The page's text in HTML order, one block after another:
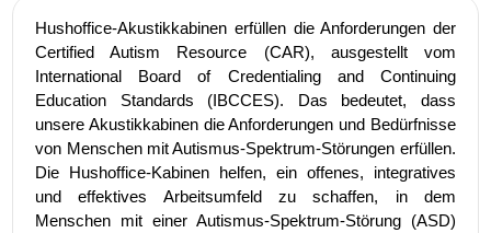
Hushoffice-Akustikkabinen erfüllen die Anforderungen der
Certified Autism Resource (CAR), ausgestellt vom
International Board of Credentialing and Continuing
Education Standards (IBCCES). Das bedeutet, dass
unsere Akustikkabinen die Anforderungen und Bedürfnisse
von Menschen mit Autismus-Spektrum-Störungen erfüllen.
Die Hushoffice-Kabinen helfen, ein offenes, integratives
und effektives Arbeitsumfeld zu schaffen, in dem
Menschen mit einer Autismus-Spektrum-Störung (ASD)